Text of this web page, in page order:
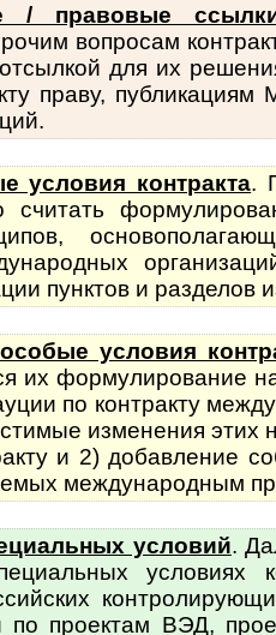
/ правовые
вопросам
для их
праву,
условия контракта.
счи­тать
пунктов и разделов
условия
их форму­лиро­вание
по контракту
изменения этих
и 2) добавление
между­народ­ным
условий.
условиях
по проектам ВЭД,